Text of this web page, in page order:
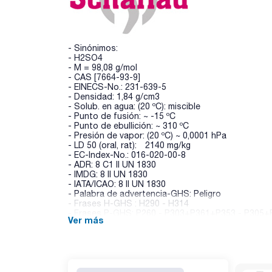
- Sinónimos:
- H2SO4
- M = 98,08 g/mol
- CAS [7664-93-9]
- EINECS-No.: 231-639-5
- Densidad: 1,84 g/cm3
- Solub. en agua: (20 ºC): miscible
- Punto de fusión: ~ -15 ºC
- Punto de ebullición: ~ 310 ºC
- Presión de vapor: (20 ºC) ~ 0,0001 hPa
- LD 50 (oral, rat): 2140 mg/kg
- EC-Index-No.: 016-020-00-8
- ADR: 8 C1 II UN 1830
- IMDG: 8 II UN 1830
- IATA/ICAO: 8 II UN 1830
- Palabra de advertencia-GHS: Peligro
- Frases H-GHS : H290 - H314
- Partida arancelaria: 2807 00 00 00
Ver más